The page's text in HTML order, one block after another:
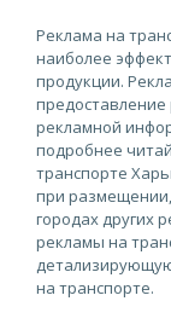
Реклама на
наиболее
продукции.
рекламной
подробнее
транспорте
при
городах других
рекламы на
на транспорте.